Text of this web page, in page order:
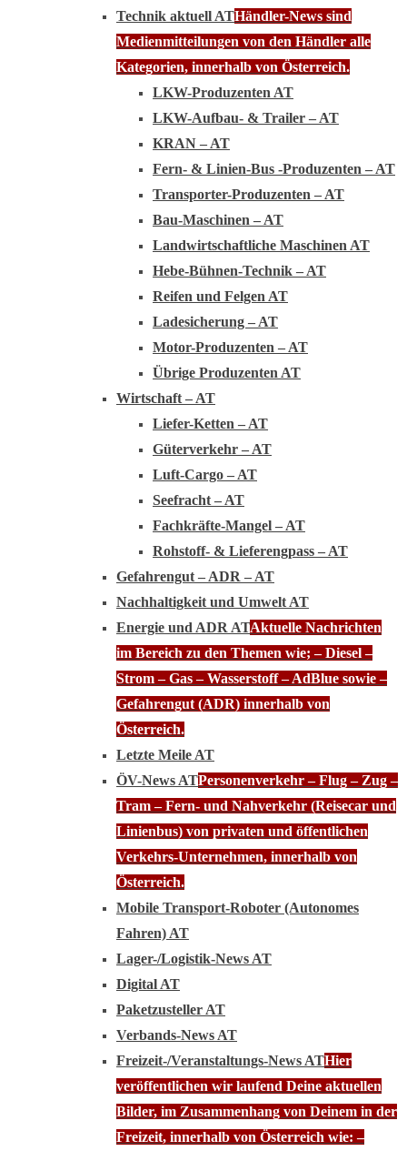
Technik aktuell ATHändler-News sind
Medienmitteilungen von den Händler alle
Kategorien, innerhalb von Österreich.
LKW-Produzenten AT
LKW-Aufbau- & Trailer – AT
KRAN – AT
Fern- & Linien-Bus -Produzenten – AT
Transporter-Produzenten – AT
Bau-Maschinen – AT
Landwirtschaftliche Maschinen AT
Hebe-Bühnen-Technik – AT
Reifen und Felgen AT
Ladesicherung – AT
Motor-Produzenten – AT
Übrige Produzenten AT
Wirtschaft – AT
Liefer-Ketten – AT
Güterverkehr – AT
Luft-Cargo – AT
Seefracht – AT
Fachkräfte-Mangel – AT
Rohstoff- & Lieferengpass – AT
Gefahrengut – ADR – AT
Nachhaltigkeit und Umwelt AT
Energie und ADR ATAktuelle Nachrichten
im Bereich zu den Themen wie; – Diesel –
Strom – Gas – Wasserstoff – AdBlue sowie –
Gefahrengut (ADR) innerhalb von
Österreich.
Letzte Meile AT
ÖV-News ATPersonenverkehr – Flug – Zug –
Tram – Fern- und Nahverkehr (Reisecar und
Linienbus) von privaten und öffentlichen
Verkehrs-Unternehmen, innerhalb von
Österreich.
Mobile Transport-Roboter (Autonomes
Fahren) AT
Lager-/Logistik-News AT
Digital AT
Paketzusteller AT
Verbands-News AT
Freizeit-/Veranstaltungs-News ATHier
veröffentlichen wir laufend Deine aktuellen
Bilder, im Zusammenhang von Deinem in der
Freizeit, innerhalb von Österreich wie: –